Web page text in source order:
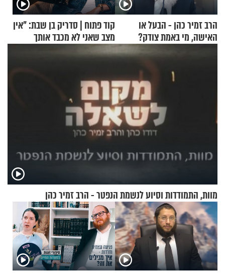
הרב זמיר כהן - הבעל או
האישה, מי באמת צודק?
קוד פתוח | סדריק בן שבת: "אין
מצב שאני לא מכבד אותך
בבוקר בהנחת תפילין"
מוות, התמודדות וסיוע לנשמת הנפטר - הרב זמיר כהן